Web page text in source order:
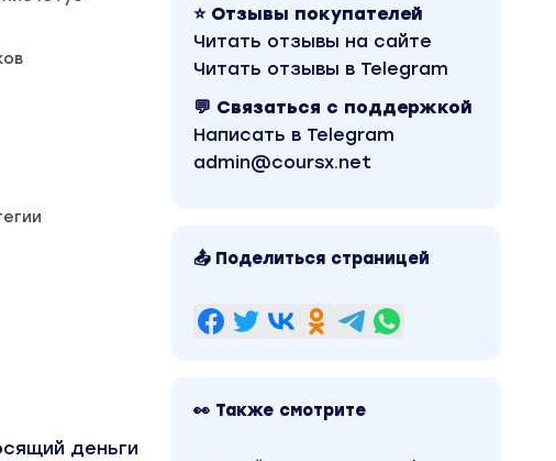
деньги
⭐ Отзывы покупателей
Читать отзывы на сайте
Читать отзывы в Telegram
💬 Связаться с поддержкой
Написать в Telegram
admin@coursx.net
📤 Поделиться страницей
👀 Также смотрите